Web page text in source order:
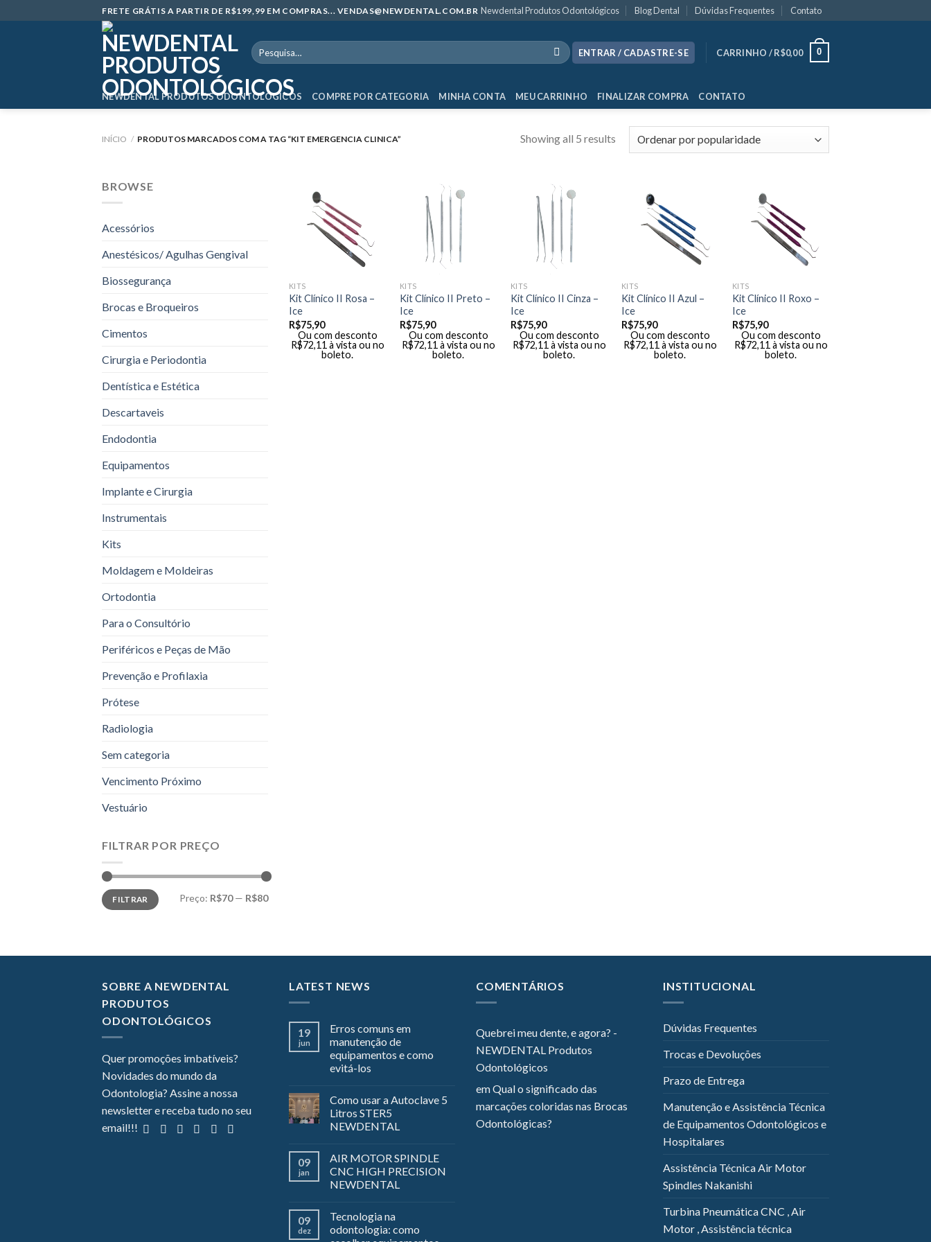
to
FRETE GRÁTIS A PARTIR DE R$199,99 EM COMPRAS... VENDAS@NEWDENTAL.COM.BR Newdental Produtos Odontológicos Blog Dental Dúvidas Frequentes Contato
Pesquisar
por:
ENTRAR / CADASTRE-SE CARRINHO /R$0,00 0
NEWDENTAL PRODUTOS ODONTOLÓGICOS COMPRE POR CATEGORIA MINHA CONTA MEU CARRINHO FINALIZAR COMPRA CONTATO
INÍCIO / PRODUTOS MARCADOS COM A TAG “KIT EMERGENCIA CLINICA” Showing all 5 results
BROWSE
Acessórios
Anestésicos/ Agulhas Gengival
Biossegurança
Brocas e Broqueiros
Cimentos
Cirurgia e Periodontia
Dentística e Estética
Descartaveis
Endodontia
Equipamentos
Implante e Cirurgia
Instrumentais
Kits
Moldagem e Moldeiras
Ortodontia
Para o Consultório
Periféricos e Peças de Mão
Prevenção e Profilaxia
Prótese
Radiologia
Sem categoria
Vencimento Próximo
Vestuário
FILTRAR POR PREÇO
Preço
mínimo
Preço
máximo
FILTRAR Preço: R$70— R$80
KITS
Kit Clínico II Rosa –
Ice
R$75,90
Ou com desconto
R$72,11 à vista ou no
boleto.
KITS
Kit Clínico II Preto –
Ice
R$75,90
Ou com desconto
R$72,11 à vista ou no
boleto.
KITS
Kit Clínico II Cinza –
Ice
R$75,90
Ou com desconto
R$72,11 à vista ou no
boleto.
KITS
Kit Clínico II Azul –
Ice
R$75,90
Ou com desconto
R$72,11 à vista ou no
boleto.
KITS
Kit Clínico II Roxo –
Ice
R$75,90
Ou com desconto
R$72,11 à vista ou no
boleto.
SOBRE A NEWDENTAL
PRODUTOS
ODONTOLÓGICOS
Quer promoções imbatíveis?
Novidades do mundo da
Odontologia? Assine a nossa
newsletter e receba tudo no seu
email!!!
LATEST NEWS
19
jun
Erros comuns em
manutenção de
equipamentos e como
evitá-los
Como usar a Autoclave 5
Litros STER5
NEWDENTAL
09
jan
AIR MOTOR SPINDLE
CNC HIGH PRECISION
NEWDENTAL
09
dez
Tecnologia na
odontologia: como
COMENTÁRIOS
Quebrei meu dente, e agora? -
NEWDENTAL Produtos
Odontológicos
emQual o significado das
marcações coloridas nas Brocas
Odontológicas?
INSTITUCIONAL
Dúvidas Frequentes
Trocas e Devoluções
Prazo de Entrega
Manutenção e Assistência Técnica
de Equipamentos Odontológicos e
Hospitalares
Assistência Técnica Air Motor
Spindles Nakanishi
Turbina Pneumática CNC , Air
Motor , Assistência técnica